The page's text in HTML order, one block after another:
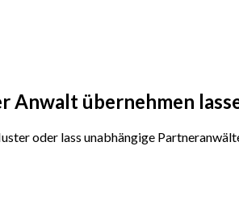
Anwalt übernehmen
oder lass unabhängige